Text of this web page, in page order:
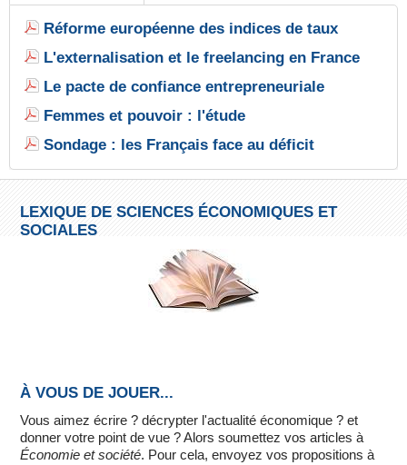
Réforme européenne des indices de taux
L'externalisation et le freelancing en France
Le pacte de confiance entrepreneuriale
Femmes et pouvoir : l'étude
Sondage : les Français face au déficit
LEXIQUE DE SCIENCES ÉCONOMIQUES ET
SOCIALES
À VOUS DE JOUER...
Vous aimez écrire ? décrypter l'actualité économique ? et
donner votre point de vue ? Alors soumettez vos articles à
Économie et société. Pour cela, envoyez vos propositions à